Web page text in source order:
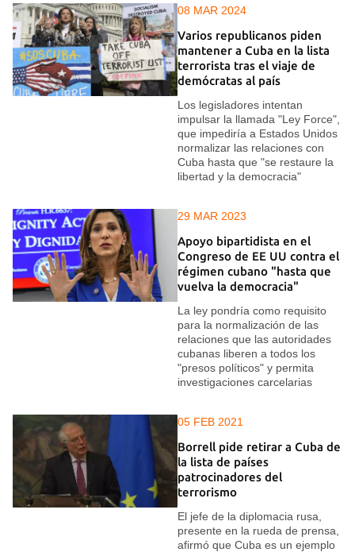
08 MAR 2024
Varios republicanos piden
mantener a Cuba en la lista
terrorista tras el viaje de
demócratas al país
Los legisladores intentan
impulsar la llamada "Ley Force",
que impediría a Estados Unidos
normalizar las relaciones con
Cuba hasta que "se restaure la
libertad y la democracia"
29 MAR 2023
Apoyo bipartidista en el
Congreso de EE UU contra el
régimen cubano "hasta que
vuelva la democracia"
La ley pondría como requisito
para la normalización de las
relaciones que las autoridades
cubanas liberen a todos los
"presos políticos" y permita
investigaciones carcelarias
05 FEB 2021
Borrell pide retirar a Cuba de
la lista de países
patrocinadores del
terrorismo
El jefe de la diplomacia rusa,
presente en la rueda de prensa,
afirmó que Cuba es un ejemplo